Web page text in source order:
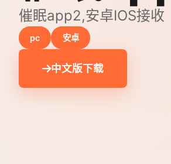
催眠app2,安卓IOS接收
pc 安卓
中文版下载